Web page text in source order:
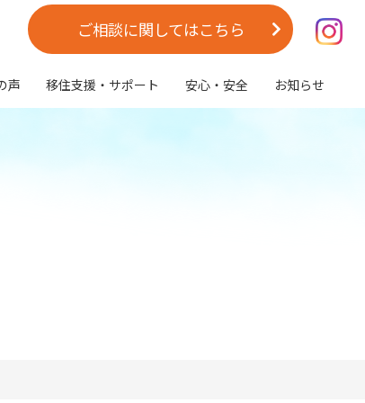
声 移住支援・サポート 安心・安全 お知らせ
ご相談に関してはこちら